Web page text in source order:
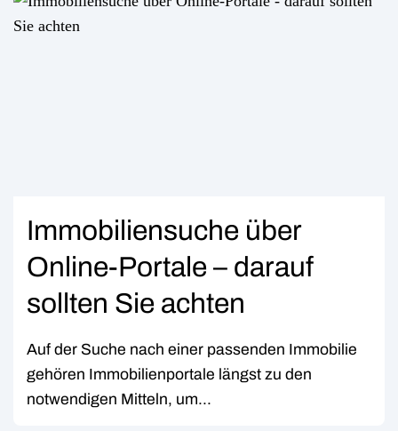
Immobiliensuche über
Online-Portale – darauf
sollten Sie achten
Auf der Suche nach einer passenden Immobilie
gehören Immobilienportale längst zu den
notwendigen Mitteln, um...